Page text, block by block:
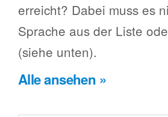
erreicht? Dabei muss es
Sprache aus der Liste
(siehe unten).
Alle ansehen »